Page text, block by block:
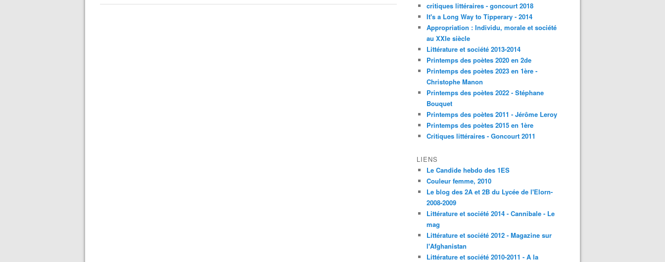
critiques littéraires - goncourt 2018
It's a Long Way to Tipperary - 2014
Appropriation : Individu, morale et société
au XXIe siècle
Littérature et société 2013-2014
Printemps des poètes 2020 en 2de
Printemps des poètes 2023 en 1ère -
Christophe Manon
Printemps des poètes 2022 - Stéphane
Bouquet
Printemps des poètes 2011 - Jérôme Leroy
Printemps des poètes 2015 en 1ère
Critiques littéraires - Goncourt 2011
LIENS
Le Candide hebdo des 1ES
Couleur femme, 2010
Le blog des 2A et 2B du Lycée de l'Elorn-
2008-2009
Littérature et société 2014 - Cannibale - Le
mag
Littérature et société 2012 - Magazine sur
l'Afghanistan
Littérature et société 2010-2011 - A la